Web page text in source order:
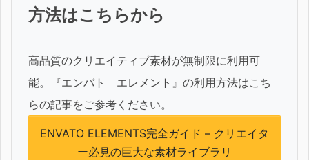
方法はこちらから
高品質のクリエイティブ素材が無制限に利用可
能。『エンバト エレメント』の利用方法はこち
らの記事をご参考ください。
ENVATO ELEMENTS完全ガイド – クリエイタ
ー必見の巨大な素材ライブラリ